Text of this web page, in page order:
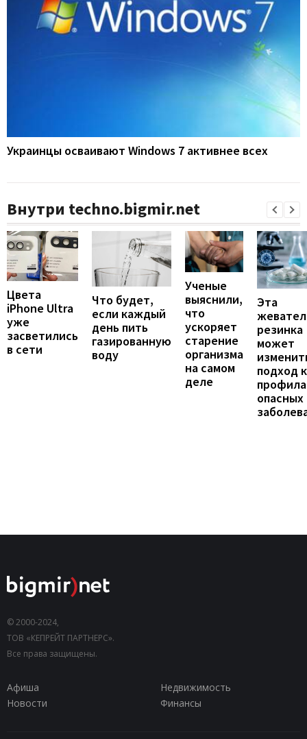
Украинцы осваивают Windows 7 активнее всех
Внутри techno.bigmir.net
Цвета
iPhone Ultra
уже
засветились
в сети
Что будет,
если каждый
день пить
газированную
воду
Ученые
выяснили,
что
ускоряет
старение
организма
на самом
деле
Эта
резинка
может
подход к
опасных
© 2000-2024,
ТОВ «КЕПРЕЙТ ПАРТНЕРС».
Все права защищены.
Афиша
Недвижимость
Новости
Финансы